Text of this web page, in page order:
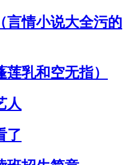
言情小说大全污的
乳和空无指）
人
了